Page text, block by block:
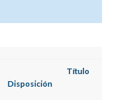
Disposición
Título